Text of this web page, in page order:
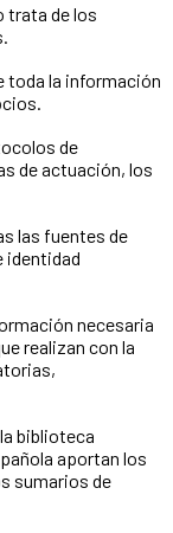
trata de los
toda la información
de
de actuación, los
las fuentes de
identidad
necesaria
realizan con la
biblioteca
aportan los
sumarios de